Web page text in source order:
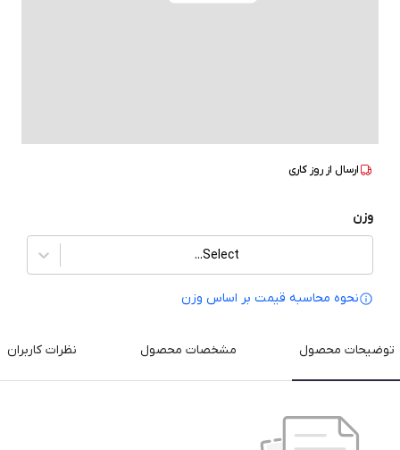
ارسال از روز کاری
وزن
Select...
نحوه محاسبه قیمت بر‌ اساس وزن
توضیحات محصول مشخصات محصول نظرات کاربران